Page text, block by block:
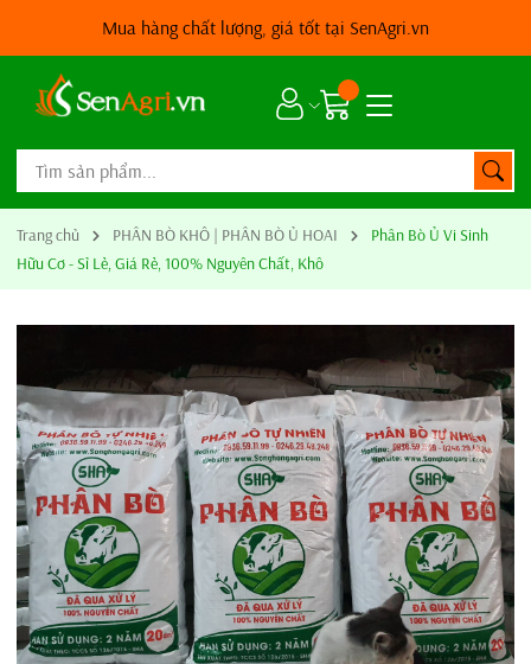
Mua hàng chất lượng, giá tốt tại SenAgri.vn
Trang chủ PHÂN BÒ KHÔ | PHÂN BÒ Ủ HOAI
Phân Bò Ủ Vi Sinh
Hữu Cơ - Sỉ Lẻ, Giá Rẻ, 100% Nguyên Chất, Khô